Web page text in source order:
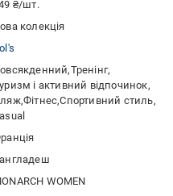
₴/шт.
колекція
Тренінг
і активний відпочинок
Фітнес Спортивний стиль
WOMEN